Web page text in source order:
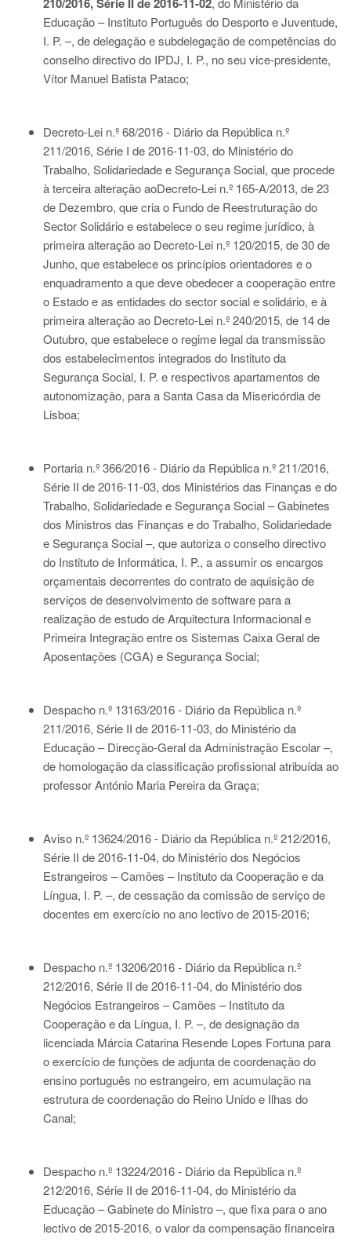
Educação – Instituto Português do Desporto e Juventude,
I. P. –, de delegação e subdelegação de competências do
conselho directivo do IPDJ, I. P., no seu vice-presidente,
Vítor Manuel Batista Pataco;
Decreto-Lei n.º 68/2016 - Diário da República n.º
211/2016, Série I de 2016-11-03, do Ministério do
Trabalho, Solidariedade e Segurança Social, que procede
à terceira alteração aoDecreto-Lei n.º 165-A/2013, de 23
de Dezembro, que cria o Fundo de Reestruturação do
Sector Solidário e estabelece o seu regime jurídico, à
primeira alteração ao Decreto-Lei n.º 120/2015, de 30 de
Junho, que estabelece os princípios orientadores e o
enquadramento a que deve obedecer a cooperação entre
o Estado e as entidades do sector social e solidário, e à
primeira alteração ao Decreto-Lei n.º 240/2015, de 14 de
Outubro, que estabelece o regime legal da transmissão
dos estabelecimentos integrados do Instituto da
Segurança Social, I. P. e respectivos apartamentos de
autonomização, para a Santa Casa da Misericórdia de
Lisboa;
Portaria n.º 366/2016 - Diário da República n.º 211/2016,
Série II de 2016-11-03, dos Ministérios das Finanças e do
Trabalho, Solidariedade e Segurança Social – Gabinetes
dos Ministros das Finanças e do Trabalho, Solidariedade
e Segurança Social –, que autoriza o conselho directivo
do Instituto de Informática, I. P., a assumir os encargos
orçamentais decorrentes do contrato de aquisição de
serviços de desenvolvimento de software para a
realização de estudo de Arquitectura Informacional e
Primeira Integração entre os Sistemas Caixa Geral de
Aposentações (CGA) e Segurança Social;
Despacho n.º 13163/2016 - Diário da República n.º
211/2016, Série II de 2016-11-03, do Ministério da
Educação – Direcção-Geral da Administração Escolar –,
de homologação da classificação profissional atribuída ao
professor António Maria Pereira da Graça;
Aviso n.º 13624/2016 - Diário da República n.º 212/2016,
Série II de 2016-11-04, do Ministério dos Negócios
Estrangeiros – Camões – Instituto da Cooperação e da
Língua, I. P. –, de cessação da comissão de serviço de
docentes em exercício no ano lectivo de 2015-2016;
Despacho n.º 13206/2016 - Diário da República n.º
212/2016, Série II de 2016-11-04, do Ministério dos
Negócios Estrangeiros – Camões – Instituto da
Cooperação e da Língua, I. P. –, de designação da
licenciada Márcia Catarina Resende Lopes Fortuna para
o exercício de funções de adjunta de coordenação do
ensino português no estrangeiro, em acumulação na
estrutura de coordenação do Reino Unido e Ilhas do
Canal;
Despacho n.º 13224/2016 - Diário da República n.º
212/2016, Série II de 2016-11-04, do Ministério da
Educação – Gabinete do Ministro –, que fixa para o ano
lectivo de 2015-2016, o valor da compensação financeira